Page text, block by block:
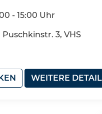
- 15:00 Uhr
Puschkinstr. 3, VHS
WEITERE